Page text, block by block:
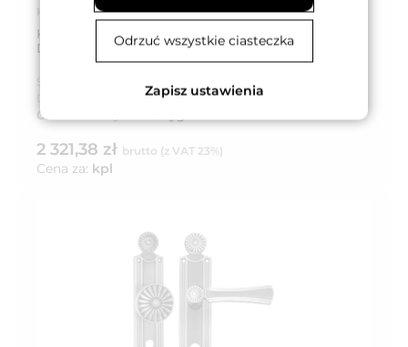
Kod produktu: 1070ES-90WB-OB
KLAMKO-GAŁKA STAŁA Z UCHWYTEM
DRZWIOWYM DAISY 90WB SX OB
Na zamówienie
Czas dostawy:
2 321,38 zł brutto (z VAT 23%)
Cena za: kpl
Odrzuć wszystkie ciasteczka
Zapisz ustawienia